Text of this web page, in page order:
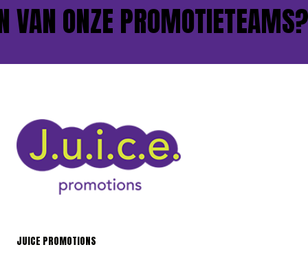
ONZE PROMOTIETEAMS?
JUICE PROMOTIONS